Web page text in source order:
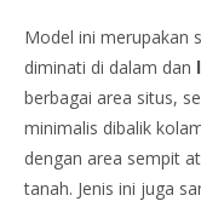
Model ini merupakan
diminati di dalam dan
berbagai area situs,
minimalis dibalik
dengan area sempit
tanah. Jenis ini juga